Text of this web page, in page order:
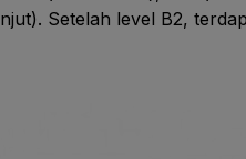
Setelah level B2,